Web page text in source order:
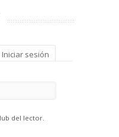
Iniciar sesión
del lector.